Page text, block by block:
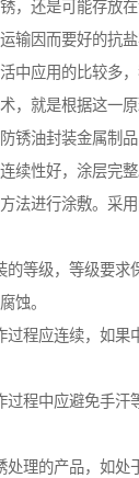
，还是可能存放
输因而要好的抗盐
中应用的比较多
，就是根据这一
锈油封装金属制
续性好，涂层完
法进行涂敷。采
的等级，等级要求
蚀。
过程应连续，如果
过程中应避免手汗
处理的产品，如处